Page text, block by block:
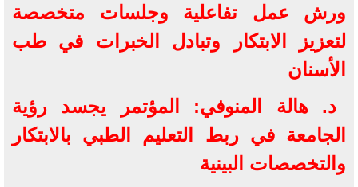
ورش عمل تفاعلية وجلسات متخصصة
لتعزيز الابتكار وتبادل الخبرات في طب
الأسنان
د. هالة المنوفي: المؤتمر يجسد رؤية
الجامعة في ربط التعليم الطبي بالابتكار
والتخصصات البينية